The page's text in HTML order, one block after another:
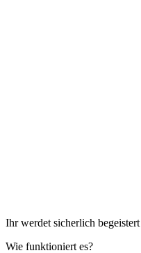
Ihr werdet sicherlich
Wie funktioniert es?